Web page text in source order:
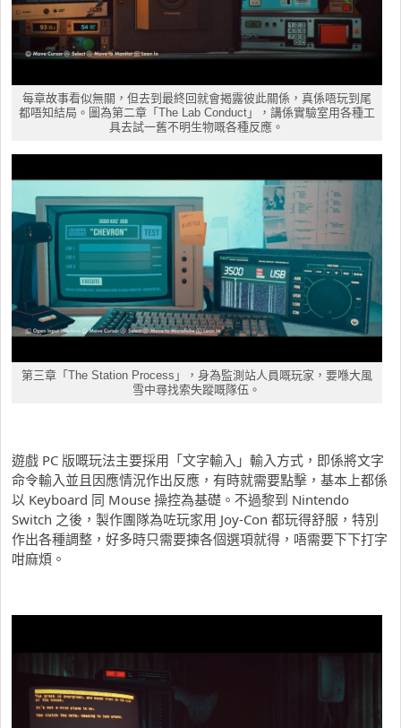
每章故事看似無關，但去到最終回就會揭露彼此關係，真係唔玩到尾
都唔知結局。圖為第二章「The Lab Conduct」，講係實驗室用各種工
具去試一舊不明生物嘅各種反應。
第三章「The Station Process」，身為監測站人員嘅玩家，要喺大風
雪中尋找索失蹤嘅隊伍。
遊戲 PC 版嘅玩法主要採用「文字輸入」輸入方式，即係將文字
命令輸入並且因應情況作出反應，有時就需要點擊，基本上都係
以 Keyboard 同 Mouse 操控為基礎。不過黎到 Nintendo
Switch 之後，製作團隊為咗玩家用 Joy-Con 都玩得舒服，特別
作出各種調整，好多時只需要揀各個選項就得，唔需要下下打字
咁麻煩。